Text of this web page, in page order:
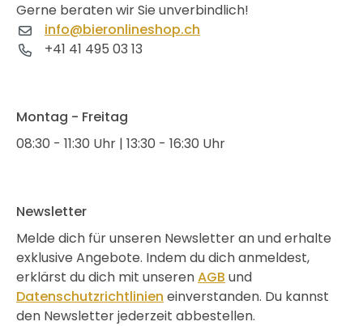
Gerne beraten wir Sie unverbindlich!
info@bieronlineshop.ch
+41 41 495 03 13
Montag - Freitag
08:30 - 11:30 Uhr | 13:30 - 16:30 Uhr
Newsletter
Melde dich für unseren Newsletter an und erhalte
exklusive Angebote. Indem du dich anmeldest,
erklärst du dich mit unserenAGB und
Datenschutzrichtlinien einverstanden. Du kannst
den Newsletter jederzeit abbestellen.